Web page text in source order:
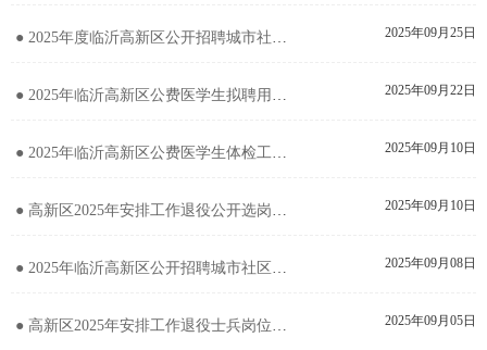
● 2025年度临沂高新区公开招聘城市社区专职工作者笔试成绩查询的公告 2025年09月25日
● 2025年临沂高新区公费医学生拟聘用人员公示 2025年09月22日
● 2025年临沂高新区公费医学生体检工作的通知 2025年09月10日
● 高新区2025年安排工作退役公开选岗结果公示 2025年09月10日
● 2025年临沂高新区公开招聘城市社区专职工作者简章 2025年09月08日
● 高新区2025年安排工作退役士兵岗位计划公示 2025年09月05日